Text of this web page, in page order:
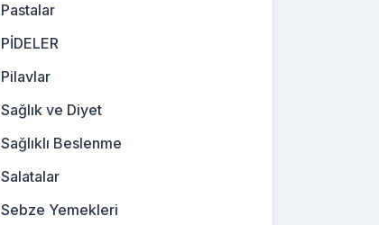
Pastalar
PİDELER
Pilavlar
Sağlık ve Diyet
Sağlıklı Beslenme
Salatalar
Sebze Yemekleri